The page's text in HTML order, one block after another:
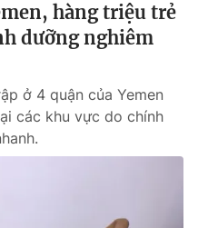
hàng triệu trẻ
dưỡng nghiêm
ở 4 quận của Yemen
các khu vực do chính